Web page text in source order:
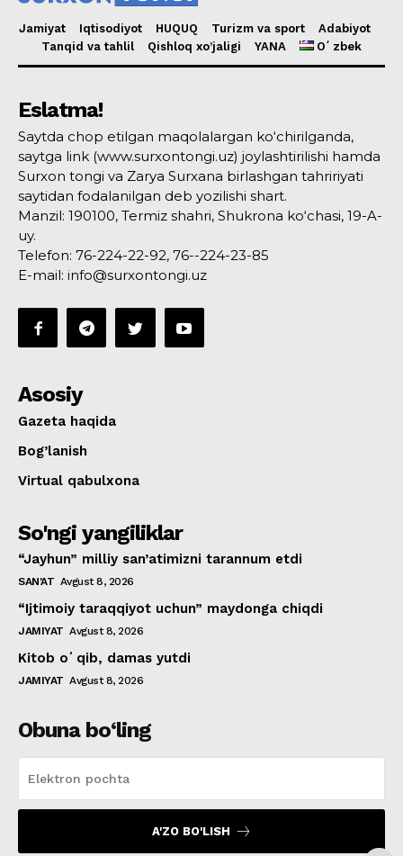
Jamiyat Iqtisodiyot HUQUQ Turizm va sport
Adabiyot
Tanqid va tahlil
Qishloq xo’jaligi YANA Oʻzbek
Eslatma!
Saytda chop etilgan maqolalargan ko‘chirilganda,
saytga link (www.surxontongi.uz) joylashtirilishi hamda
Surxon tongi va Zarya Surxana birlashgan tahririyati
saytidan fodalanilgan deb yozilishi shart.
Manzil: 190100, Termiz shahri, Shukrona ko‘chasi, 19-A-
uy.
Telefon: 76-224-22-92, 76--224-23-85
E-mail: info@surxontongi.uz
Asosiy
Gazeta haqida
Bog’lanish
Virtual qabulxona
So'ngi yangiliklar
“Jayhun” milliy san’atimizni tarannum etdi
SAN'AT Avgust 8, 2026
“Ijtimoiy taraqqiyot uchun” maydonga chiqdi
JAMIYAT Avgust 8, 2026
Kitob oʻqib, damas yutdi
JAMIYAT Avgust 8, 2026
Obuna bo‘ling
A'ZO BO'LISH